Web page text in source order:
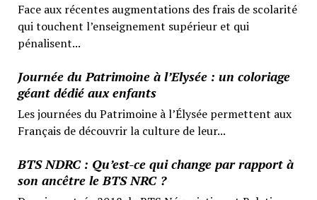
Face aux récentes augmentations des frais de scolarité
qui touchent l’enseignement supérieur et qui
pénalisent...
Journée du Patrimoine à l’Elysée : un coloriage
géant dédié aux enfants
Les journées du Patrimoine à l’Élysée permettent aux
Français de découvrir la culture de leur...
BTS NDRC : Qu’est-ce qui change par rapport à
son ancêtre le BTS NRC ?